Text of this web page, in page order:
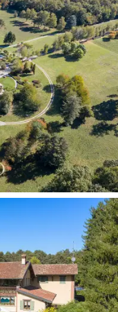
cuartos técnicos y
house de dos
sala de estar con
y el área bar,
en compañía. En
veinte
hay una
hectáreas